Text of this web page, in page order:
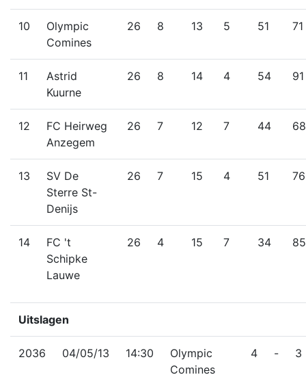
10
Olympic
Comines
26 8 13 5 51 71
11
Astrid
Kuurne
26 8 14 4 54 91
12
FC Heirweg
Anzegem
26 7 12 7 44 68
13
SV De
Sterre St-
Denijs
26 7 15 4 51 76
14
FC 't
Schipke
Lauwe
26 4 15 7 34 85
Uitslagen
2036 04/05/13 14:30
Olympic
Comines
4 - 3